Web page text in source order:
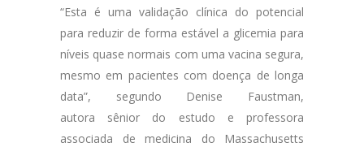
“Esta é uma validação clínica do potencial
para reduzir de forma estável a glicemia para
níveis quase normais com uma vacina segura,
mesmo em pacientes com doença de longa
data”, segundo Denise Faustman,
autora sênior do estudo e professora
associada de medicina do Massachusetts